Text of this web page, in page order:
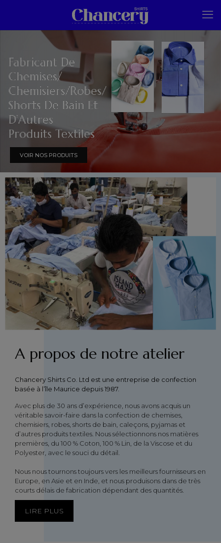
Fabricant De
Chemises/
Chemisiers/Robes/
Shorts De Bain Et
D’Autres
Produits Textiles
VOIR NOS PRODUITS
A propos de notre atelier
Chancery Shirts Co. Ltd est une entreprise de confection
basée à l’île Maurice depuis 1987.
Avec plus de 30 ans d’expérience, nous avons acquis un
véritable savoir-faire dans la confection de chemises,
chemisiers, robes, shorts de bain, caleçons, pyjamas et
d’autres produits textiles. Nous sélectionnons nos matières
premières, du 100 % Coton, 100 % Lin, de la Viscose et du
Polyester, avec le souci du détail.
Nous nous tournons toujours vers les meilleurs fournisseurs en
Europe, en Asie et en Inde, et nous produisons dans de très
courts délais de fabrication dépendant des quantités.
LIRE PLUS